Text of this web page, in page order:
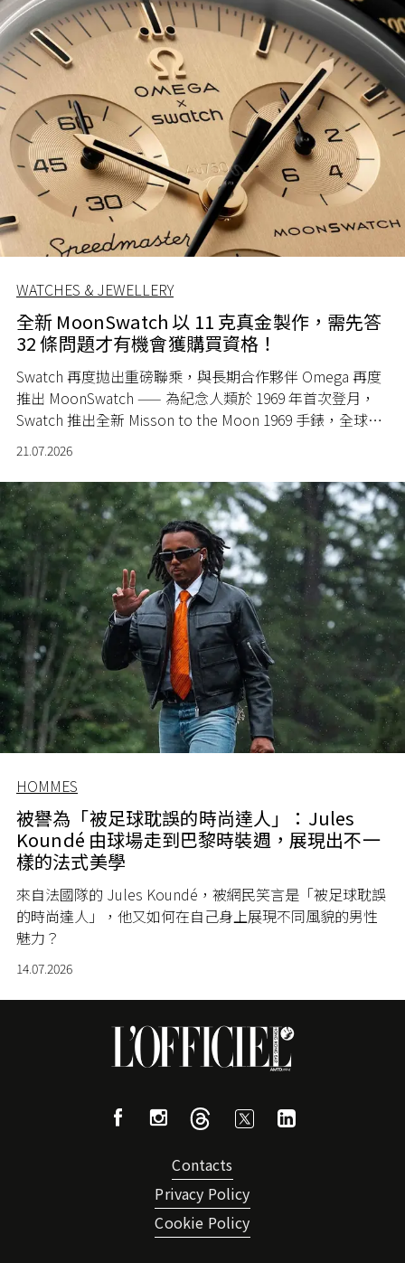
WATCHES & JEWELLERY
全新 MoonSwatch 以 11 克真金製作，需先答
32 條問題才有機會獲購買資格！
Swatch 再度拋出重磅聯乘，與長期合作夥伴 Omega 再度
推出 MoonSwatch —— 為紀念人類於 1969 年首次登月，
Swatch 推出全新 Misson to the Moon 1969 手錶，全球限
21.07.2026
HOMMES
被譽為「被足球耽誤的時尚達人」：Jules
Koundé 由球場走到巴黎時裝週，展現出不一
樣的法式美學
來自法國隊的 Jules Koundé，被網民笑言是「被足球耽誤
的時尚達人」，他又如何在自己身上展現不同風貌的男性
魅力？
14.07.2026
Contacts
Privacy Policy
Cookie Policy